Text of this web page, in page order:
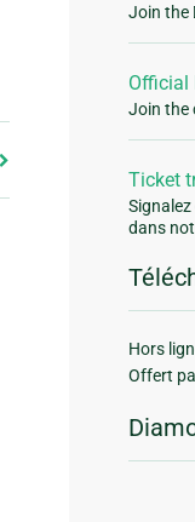
Join the
Official
Join the
Ticket
dans
Hors
Offert